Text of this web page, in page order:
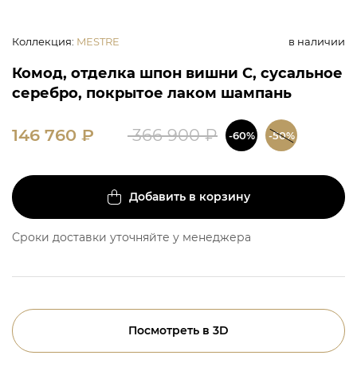
Коллекция: MESTRE в наличии
Комод, отделка шпон вишни C, сусальное
серебро, покрытое лаком шампань
146 760 ₽ 366 900₽ -60% -50%
Добавить в корзину
Сроки доставки уточняйте у менеджера
Посмотреть в 3D